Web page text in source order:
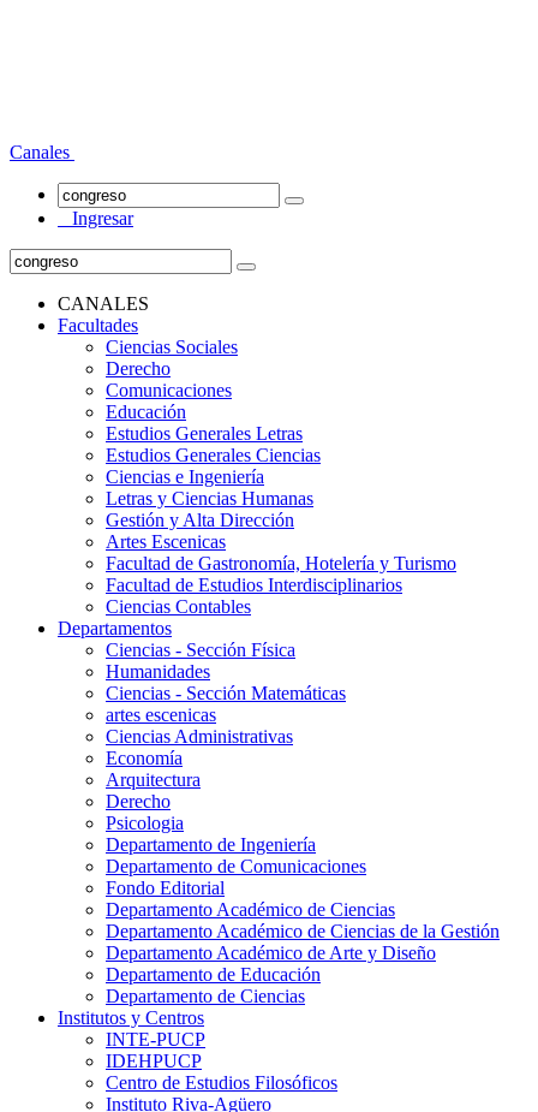
Canales
Ingresar
CANALES
Facultades
Ciencias Sociales
Derecho
Comunicaciones
Educación
Estudios Generales Letras
Estudios Generales Ciencias
Ciencias e Ingeniería
Letras y Ciencias Humanas
Gestión y Alta Dirección
Artes Escenicas
Facultad de Gastronomía, Hotelería y Turismo
Facultad de Estudios Interdisciplinarios
Ciencias Contables
Departamentos
Ciencias - Sección Física
Humanidades
Ciencias - Sección Matemáticas
artes escenicas
Ciencias Administrativas
Economía
Arquitectura
Derecho
Psicologia
Departamento de Ingeniería
Departamento de Comunicaciones
Fondo Editorial
Departamento Académico de Ciencias
Departamento Académico de Ciencias de la Gestión
Departamento Académico de Arte y Diseño
Departamento de Educación
Departamento de Ciencias
Institutos y Centros
INTE-PUCP
IDEHPUCP
Centro de Estudios Filosóficos
Instituto Riva-Agüero